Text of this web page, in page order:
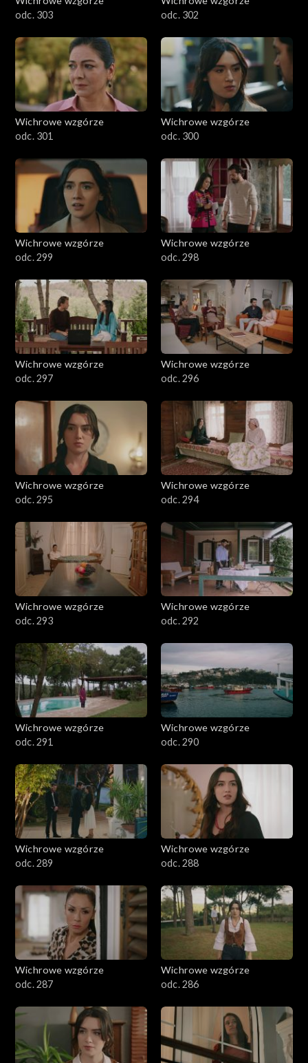
odc. 303
odc. 302
Wichrowe wzgórze
odc. 301
Wichrowe wzgórze
odc. 300
Wichrowe wzgórze
odc. 299
Wichrowe wzgórze
odc. 298
Wichrowe wzgórze
odc. 297
Wichrowe wzgórze
odc. 296
Wichrowe wzgórze
odc. 295
Wichrowe wzgórze
odc. 294
Wichrowe wzgórze
odc. 293
Wichrowe wzgórze
odc. 292
Wichrowe wzgórze
odc. 291
Wichrowe wzgórze
odc. 290
Wichrowe wzgórze
odc. 289
Wichrowe wzgórze
odc. 288
Wichrowe wzgórze
odc. 287
Wichrowe wzgórze
odc. 286